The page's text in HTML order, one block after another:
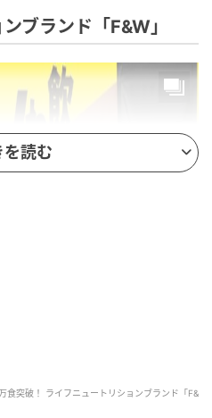
ブランド「F&W」
ポートコーヒー シリーズ
を読む
食突破！ ライフニュートリションブランド「F&